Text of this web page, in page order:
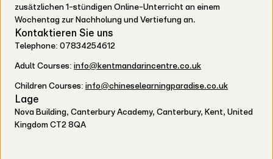
zusätzlichen 1-stündigen Online-Unterricht an einem
Wochentag zur Nachholung und Vertiefung an.
Kontaktieren Sie uns
Telephone: 07834254612
Adult Courses: info@kentmandarincentre.co.uk
Children Courses: info@chineselearningparadise.co.uk
Lage
Nova Building, Canterbury Academy, Canterbury, Kent, United
Kingdom CT2 8QA